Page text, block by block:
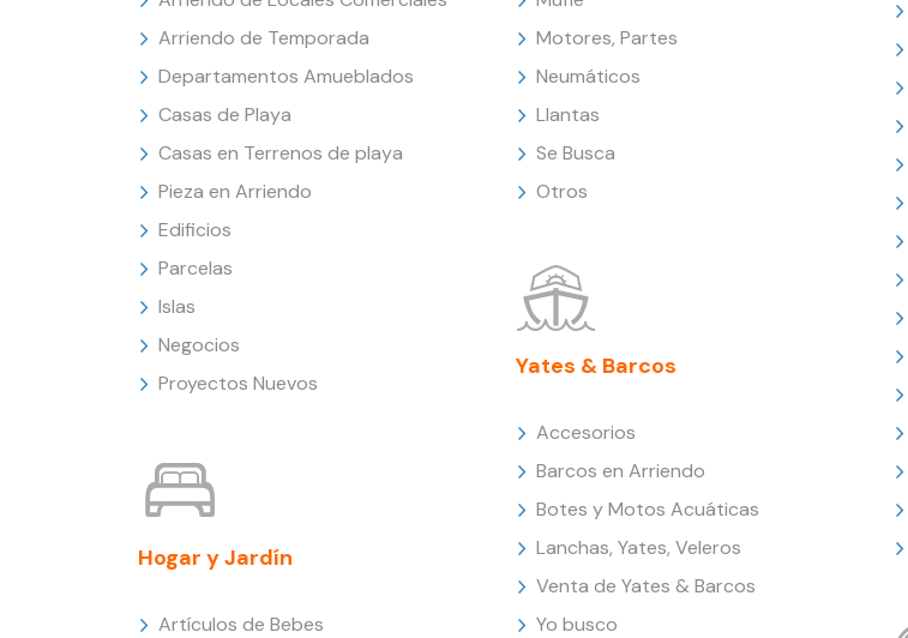
Arriendo de Temporada
Departamentos Amueblados
Casas de Playa
Casas en Terrenos de playa
Pieza en Arriendo
Edificios
Parcelas
Islas
Negocios
Proyectos Nuevos
Hogar y Jardín
Artículos de Bebes
Motores, Partes
Neumáticos
Llantas
Se Busca
Otros
Yates & Barcos
Accesorios
Barcos en Arriendo
Botes y Motos Acuáticas
Lanchas, Yates, Veleros
Venta de Yates & Barcos
Yo busco